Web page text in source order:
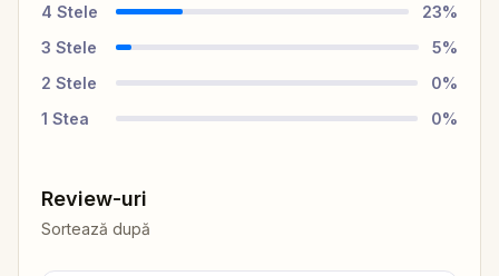
4 Stele 23%
3 Stele 5%
2 Stele 0%
1 Stea 0%
Review-uri
Sortează după